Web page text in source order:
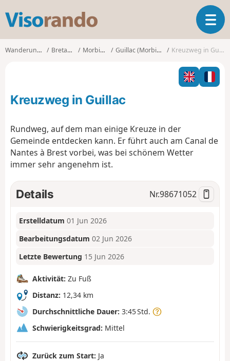
s
o
o
T
o
g
l
n
a
n
Wanderungen Bretagne Morbihan Guillac (Morbihan) Kreuzweg in Guillac
Kreuzweg in Guillac
Rundweg, auf dem man einige Kreuze in der
Gemeinde entdecken kann. Er führt auch am Canal de
Nantes à Brest vorbei, was bei schönem Wetter
immer sehr angenehm ist.
Details Nr.98671052
Erstelldatum 01 Jun 2026
Bearbeitungsdatum 02 Jun 2026
Letzte Bewertung 15 Jun 2026
Aktivität: Zu Fuß
Distanz: 12,34 km
Durchschnittliche Dauer: 3:45 Std.
Schwierigkeitsgrad: Mittel
Zurück zum Start: Ja